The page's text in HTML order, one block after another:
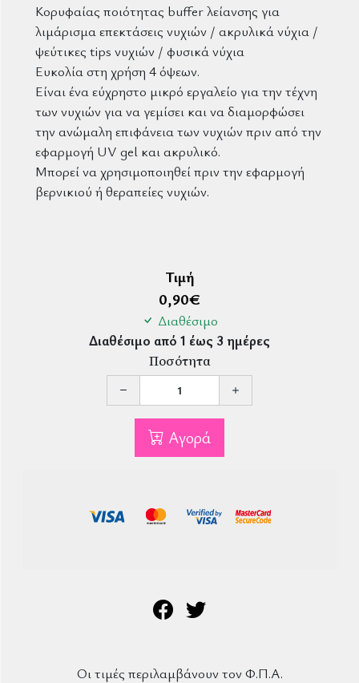
Κορυφαίας ποιότητας buffer λείανσης για
λιμάρισμα επεκτάσεις νυχιών / ακρυλικά νύχια /
ψεύτικες tips νυχιών / φυσικά νύχια
Ευκολία στη χρήση 4 όψεων.
Είναι ένα εύχρηστο μικρό εργαλείο για την τέχνη
των νυχιών για να γεμίσει και να διαμορφώσει
την ανώμαλη επιφάνεια των νυχιών πριν από την
εφαρμογή UV gel και ακρυλικό.
Μπορεί να χρησιμοποιηθεί πριν την εφαρμογή
βερνικιού ή θεραπείες νυχιών.
Τιμή
0,90€
Διαθέσιμο
Διαθέσιμο από 1 έως 3 ημέρες
Ποσότητα
Αγορά
Οι τιμές περιλαμβάνουν τον Φ.Π.Α.